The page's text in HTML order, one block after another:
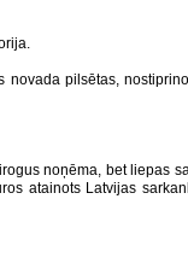
pilsētas,
noņēma, bet liepas
atainots Latvijas